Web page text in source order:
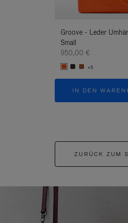
Groove - Leder
Small
950,00 €
+5
IN DEN
ZURÜCK ZUM